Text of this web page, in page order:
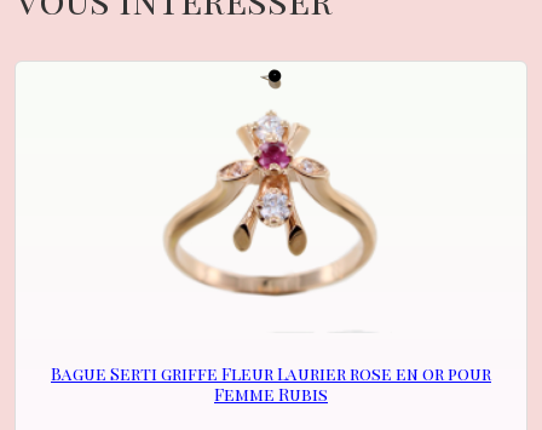
Bague Serti griffe Fleur Laurier rose en or pour
Femme Rubis